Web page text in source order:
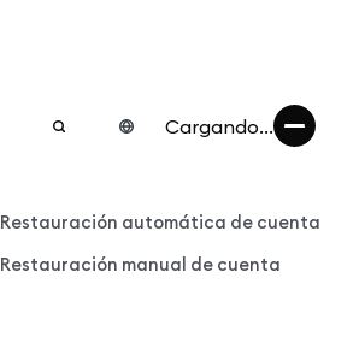
Cargando...
Restauración automática de cuenta
Restauración manual de cuenta